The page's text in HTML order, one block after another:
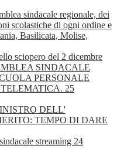
sindacale regionale, dei
scolastiche di ogni ordine e
Basilicata, Molise,
sciopero del 2 dicembre
SINDACALE
PERSONALE
25
DELL'
TEMPO DI DARE
streaming 24